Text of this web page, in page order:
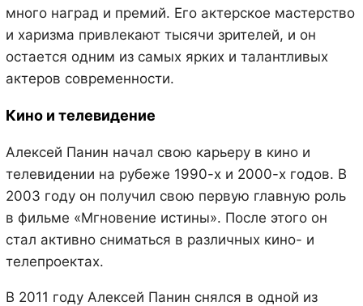
много наград и премий. Его актерское мастерство
и харизма привлекают тысячи зрителей, и он
остается одним из самых ярких и талантливых
актеров современности.
Кино и телевидение
Алексей Панин начал свою карьеру в кино и
телевидении на рубеже 1990-х и 2000-х годов. В
2003 году он получил свою первую главную роль
в фильме «Мгновение истины». После этого он
стал активно сниматься в различных кино- и
телепроектах.
В 2011 году Алексей Панин снялся в одной из